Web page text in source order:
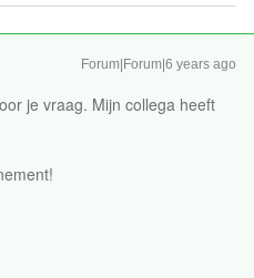
Forum|Forum|6 years ago
je vraag. Mijn collega heeft